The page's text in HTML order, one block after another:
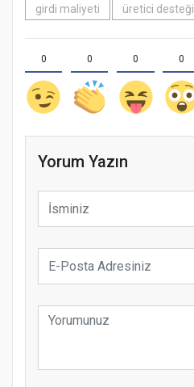
girdi maliyeti üretici desteği
0 0 0 0
Yorum Yazın